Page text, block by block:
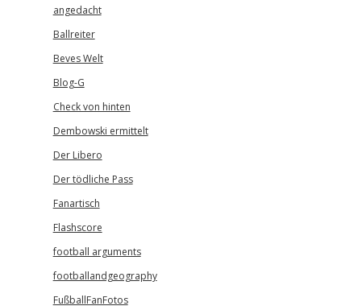
angedacht
Ballreiter
Beves Welt
Blog-G
Check von hinten
Dembowski ermittelt
Der Libero
Der tödliche Pass
Fanartisch
Flashscore
football arguments
footballandgeography
FußballFanFotos